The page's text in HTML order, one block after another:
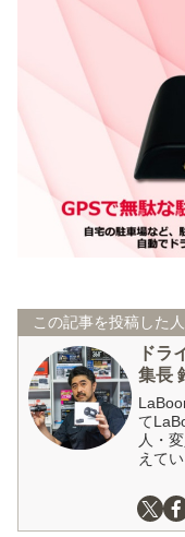
この記事を投稿した人
ドラ
集長
て
人・
えて